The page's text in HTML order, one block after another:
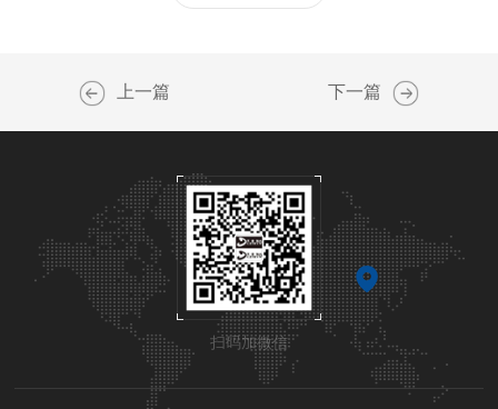
上一篇 下一篇
扫码加微信